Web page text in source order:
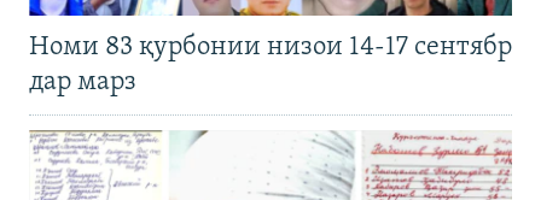
Номи 83 қурбонии низои 14-17 сентябр
дар марз